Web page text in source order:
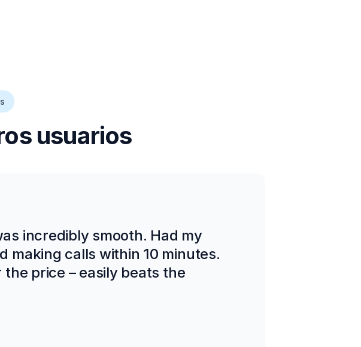
usuarios
incredibly smooth. Had my
making calls within 10 minutes.
price – easily beats the